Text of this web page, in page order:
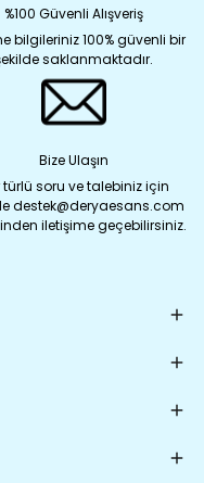
%100 Güvenli Alışveriş
bilgileriniz 100% güvenli bir
saklanmaktadır.
Bize Ulaşın
türlü soru ve talebiniz için
destek@deryaesans.com
iletişime geçebilirsiniz.